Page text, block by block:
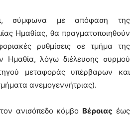
σύμφωνα με απόφαση της
Ημαθίας, θα πραγματοποιηθούν
ρυθμίσεις σε τμήμα της
Ημαθία, λόγω διέλευσης συρμού
μεταφοράς υπέρβαρων και
ανεμογεννήτριας).
ανισόπεδο κόμβο Βέροιας έως